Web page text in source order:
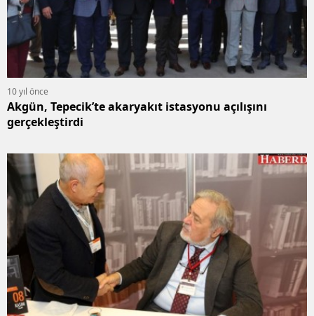
10 yıl önce
Akgün, Tepecik’te akaryakıt istasyonu açılışını
gerçekleştirdi